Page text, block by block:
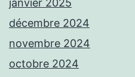
janvier 2025
décembre 2024
novembre 2024
octobre 2024